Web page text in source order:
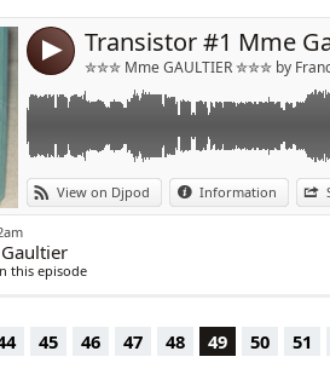
4 Transistor #1 Mme
✮✮✮ Mme GAULTIER ✮✮✮ by
View on Djpod Information
7/ Disco Lust « Lust Decade »
8/ Just Martina « Feels Good »
9/ Monsieur Van Pratt, Maicol Mayers «
10/ JKriv, Angela Johnson « Not That
11/ Moodena « Do What You Wanna Do »
13/ Ely Bruna, Papik « Steppin’ out »
this episode
45 46 47 48 49 50 51